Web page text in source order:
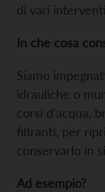
di vari
In che cosa
Siamo
idrauliche o
corsi d’acqua,
filtranti, per
conservarlo in
Ad esempio?